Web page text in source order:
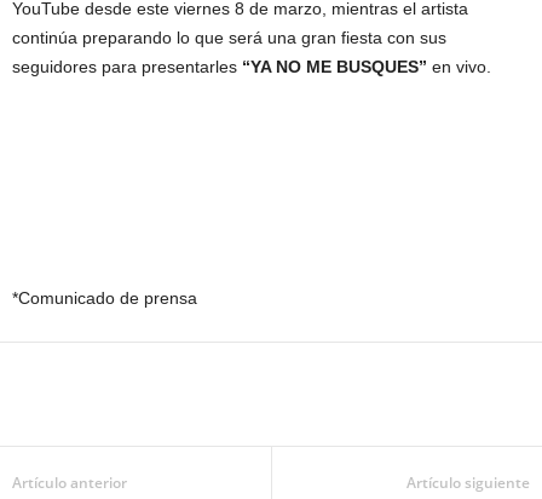
YouTube desde este viernes 8 de marzo, mientras el artista
continúa preparando lo que será una gran fiesta con sus
seguidores para presentarles “YA NO ME BUSQUES” en vivo.
*Comunicado de prensa
Artículo anterior Artículo siguiente